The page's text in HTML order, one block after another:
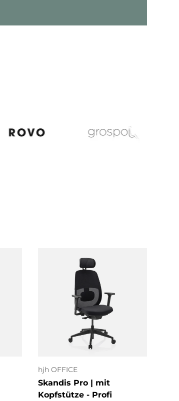
hjh OFFICE
Skandis Pro | mit
Kopfstütze - Profi
Optionen
auswählen